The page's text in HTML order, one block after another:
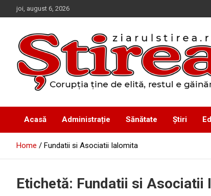
to
joi, august 6, 2026
Ziarul Știrea
Acasă Administrație Sănătate Știri
Home Fundatii si Asociatii Ialomita
Etichetă: Fundatii si Asociatii